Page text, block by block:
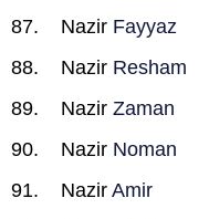
Nazir Fayyaz
Nazir Resham
Nazir Zaman
Nazir Noman
Nazir Amir